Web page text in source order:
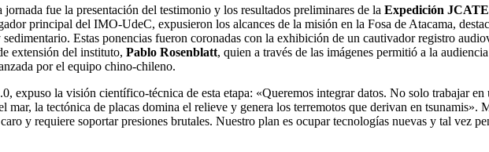
fue la presentación del testimonio y los resultados preliminares de la Expedición
principal del IMO-UdeC, expusieron los alcances de la misión en la Fosa de Atacama,
Estas ponencias fueron coronadas con la exhibición de un cautivador registro
extensión del instituto, Pablo Rosenblatt, quien a través de las imágenes permitió a la
por el equipo chino-chileno.
expuso la visión científico-técnica de esta etapa: «Queremos integrar datos. No solo trabajar
mar, la tectónica de placas domina el relieve y genera los terremotos que derivan en tsunamis».
y requiere soportar presiones brutales. Nuestro plan es ocupar tecnologías nuevas y tal vez